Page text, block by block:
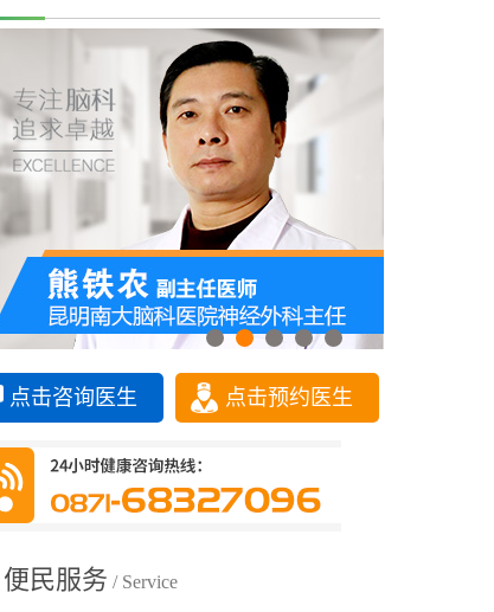
点击咨询医生 点击预约医生
便民服务 / Service